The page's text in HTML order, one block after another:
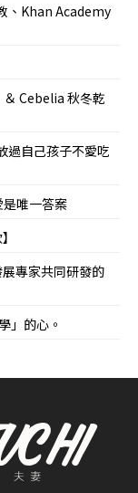
、Khan Academy
＆ Cebelia 秋冬乾
過自己孩子不愛吃
唯一答案
專家共同研發的
」的心。